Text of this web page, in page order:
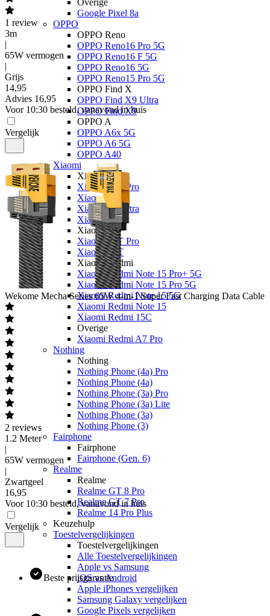
Overige
Google Pixel 8a
OPPO
OPPO Reno
OPPO Reno16 Pro 5G
OPPO Reno16 F 5G
OPPO Reno16 5G
OPPO Reno15 Pro 5G
OPPO Find X
OPPO Find X9 Ultra
OPPO Find X9
OPPO A
OPPO A6x 5G
OPPO A6 5G
OPPO A40
Xiaomi
Xiaomi 17
Xiaomi 17T Pro
Xiaomi 17T
Xiaomi 17 Ultra
Xiaomi 17
Xiaomi 15
Xiaomi 15T Pro
Xiaomi 15T
Xiaomi Redmi
Xiaomi Redmi Note 15 Pro+ 5G
Xiaomi Redmi Note 15 Pro 5G
Xiaomi Redmi Note 15 5G
Xiaomi Redmi Note 15
Xiaomi Redmi 15C
Overige
Xiaomi Redmi A7 Pro
Nothing
Nothing
Nothing Phone (4a) Pro
Nothing Phone (4a)
Nothing Phone (3a) Pro
Nothing Phone (3a) Lite
Nothing Phone (3a)
Nothing Phone (3)
Fairphone
Fairphone
Fairphone (Gen. 6)
Realme
Realme
Realme GT 8 Pro
Realme GT 7 Pro
Realme 14 Pro Plus
Keuzehulp
Toestelvergelijkingen
Toestelvergelijkingen
Alle Toestelvergelijkingen
Apple vs Samsung
iOS vs Android
Apple iPhones vergelijken
Samsung Galaxy vergelijken
Google Pixels vergelijken
1 review
3m
|
65W vermogen
|
Grijs
14,95
Advies 16,95
Voor 10:30 besteld, vanavond in huis
Vergelijk
Wekome Mecha Series 65W 4-in-1 Super Fast Charging Data Cable
2 reviews
1.2 Meter
|
65W vermogen
|
Zwartgeel
16,95
Voor 10:30 besteld, vanavond in huis
Vergelijk
Beste prijsgarantie